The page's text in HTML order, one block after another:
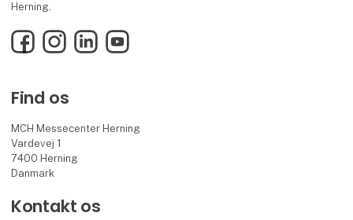
Herning.
FacebookInstagramLinkedInYouTube
Find os
MCH Messecenter Herning
Vardevej 1
7400 Herning
Danmark
Kontakt os